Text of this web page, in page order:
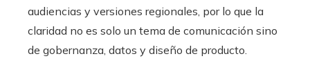
audiencias y versiones regionales, por lo que la
claridad no es solo un tema de comunicación sino
de gobernanza, datos y diseño de producto.